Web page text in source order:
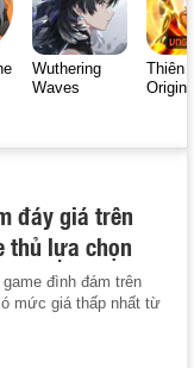
Wuthering
Waves
Thiên
Origin
đáy giá trên
thủ lựa chọn
đình đám trên
mức giá thấp nhất từ